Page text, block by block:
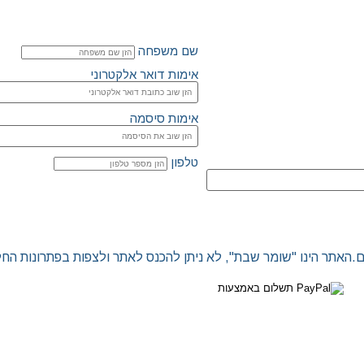
שם משפחה
אימות דואר אלקטרוני
אימות סיסמה
טלפון